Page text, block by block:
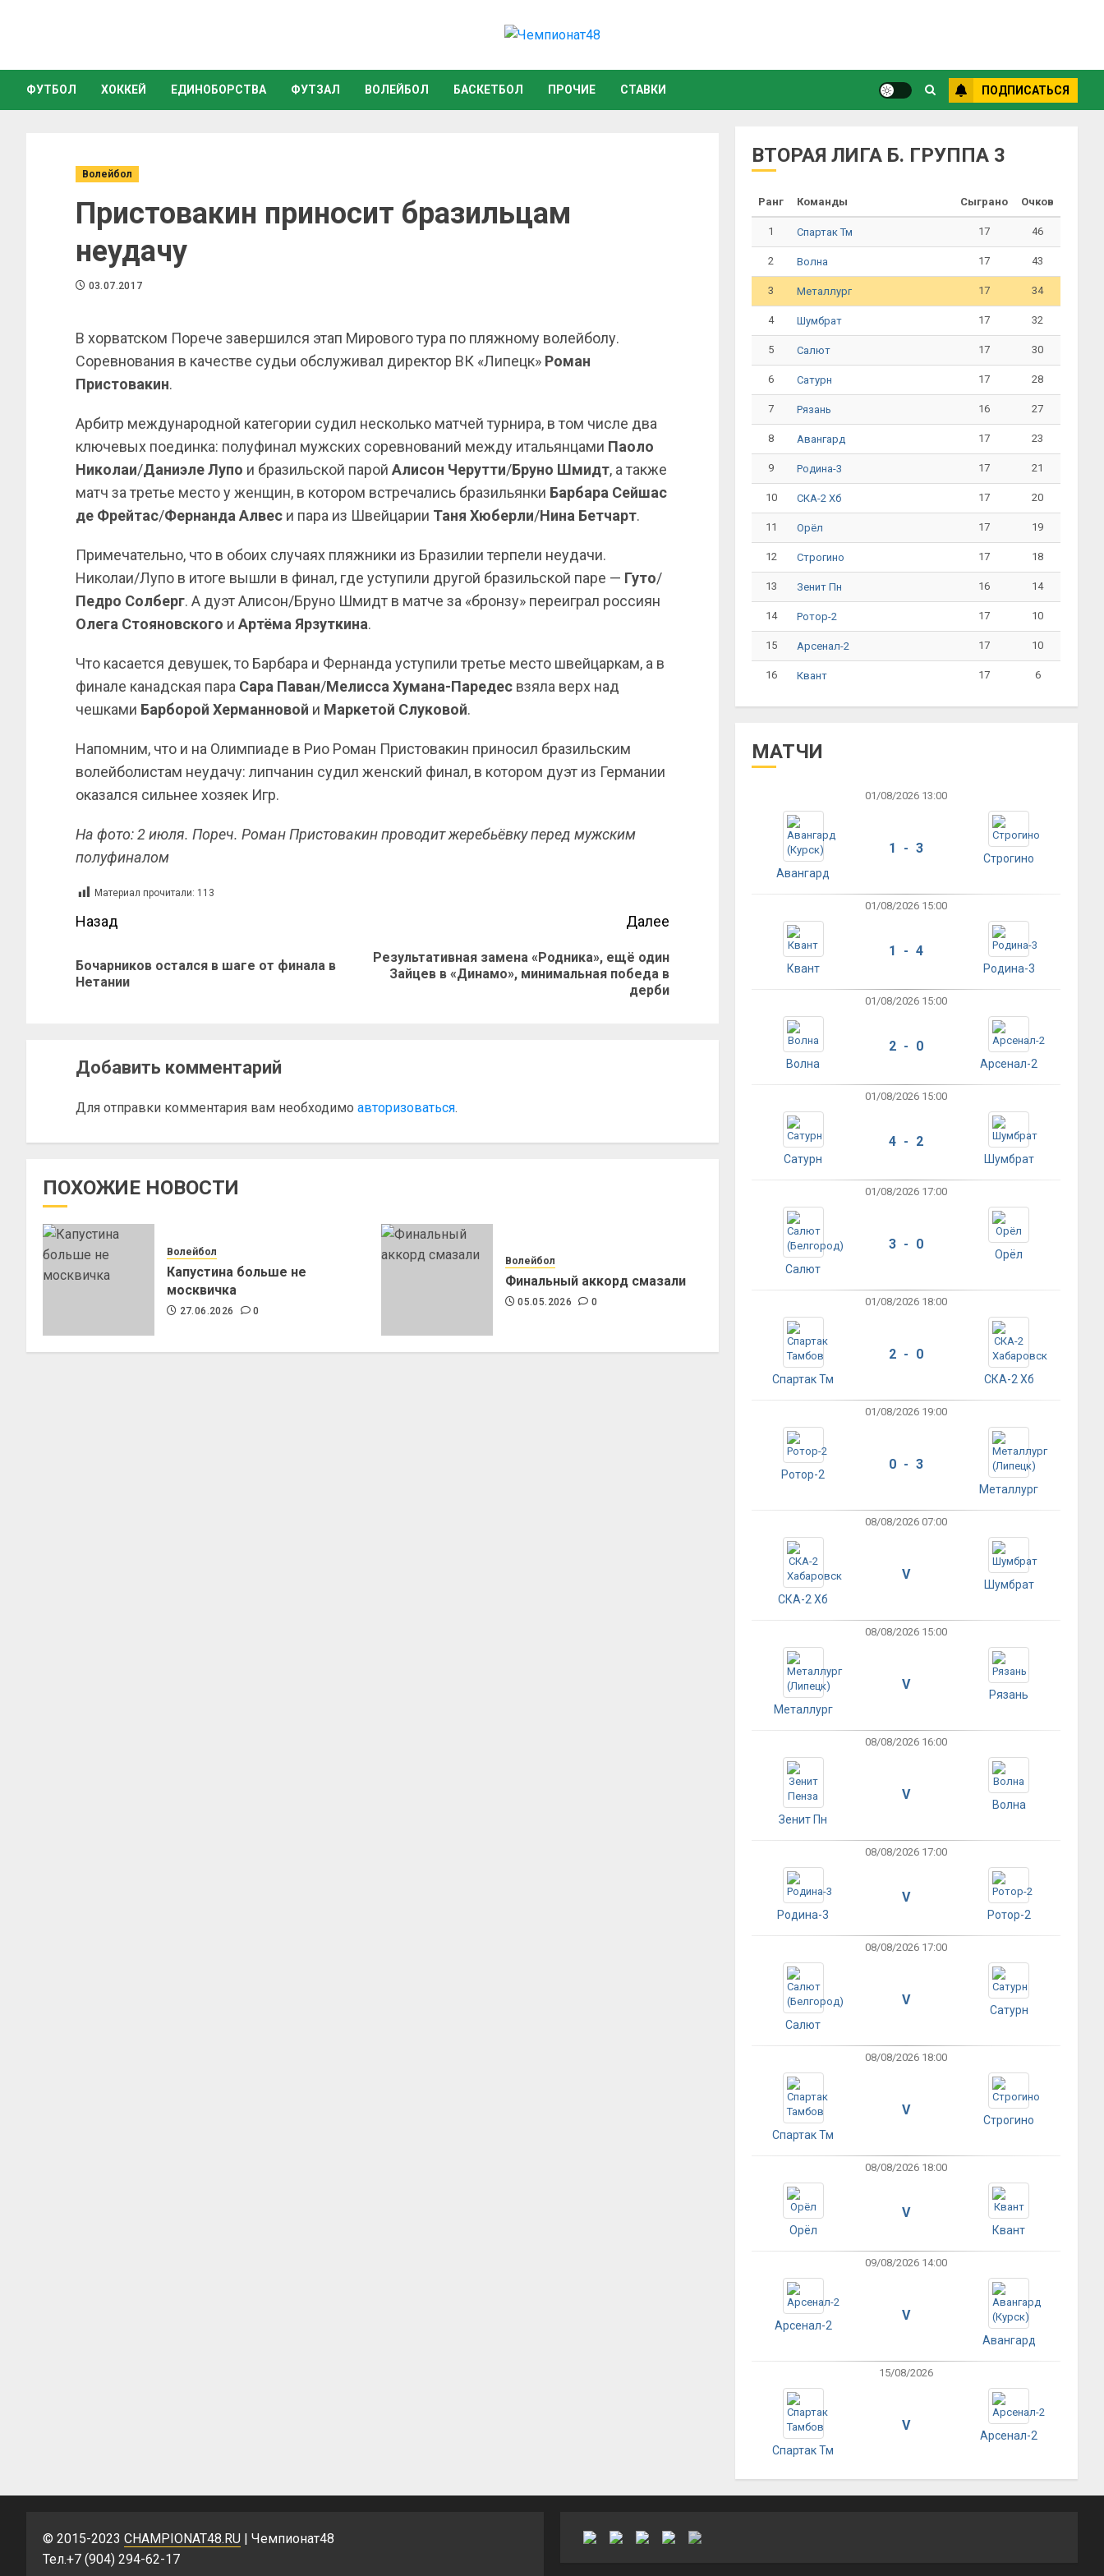
ФУТБОЛ ХОККЕЙ ЕДИНОБОРСТВА ФУТЗАЛ ВОЛЕЙБОЛ БАСКЕТБОЛ ПРОЧИЕ СТАВКИ ПОДПИСАТЬСЯ
Волейбол
Пристовакин приносит бразильцам
неудачу
03.07.2017
В хорватском Порече завершился этап Мирового тура по пляжному волейболу.
Соревнования в качестве судьи обслуживал директор ВК «Липецк» Роман
Пристовакин.
Арбитр международной категории судил несколько матчей турнира, в том числе два
ключевых поединка: полуфинал мужских соревнований между итальянцами Паоло
Николаи/Даниэле Лупо и бразильской парой Алисон Черутти/Бруно Шмидт, а также
матч за третье место у женщин, в котором встречались бразильянки Барбара Сейшас
де Фрейтас/Фернанда Алвес и пара из Швейцарии Таня Хюберли/Нина Бетчарт.
Примечательно, что в обоих случаях пляжники из Бразилии терпели неудачи.
Николаи/Лупо в итоге вышли в финал, где уступили другой бразильской паре — Гуто/
Педро Солберг. А дуэт Алисон/Бруно Шмидт в матче за «бронзу» переиграл россиян
Олега Стояновского и Артёма Ярзуткина.
Что касается девушек, то Барбара и Фернанда уступили третье место швейцаркам, а в
финале канадская пара Сара Паван/Мелисса Хумана-Паредес взяла верх над
чешками Барборой Херманновой и Маркетой Слуковой.
Напомним, что и на Олимпиаде в Рио Роман Пристовакин приносил бразильским
волейболистам неудачу: липчанин судил женский финал, в котором дуэт из Германии
оказался сильнее хозяек Игр.
На фото: 2 июля. Пореч. Роман Пристовакин проводит жеребьёвку перед мужским
полуфиналом
Материал прочитали: 113
Назад
Бочарников остался в шаге от финала в
Нетании
Далее
Результативная замена «Родника», ещё один
Зайцев в «Динамо», минимальная победа в
дерби
Добавить комментарий
Для отправки комментария вам необходимо авторизоваться.
ПОХОЖИЕ НОВОСТИ
Волейбол
Капустина больше не
москвичка
27.06.2026 0
Волейбол
Финальный аккорд смазали
05.05.2026 0
ВТОРАЯ ЛИГА Б. ГРУППА 3
Ранг Команды Сыграно Очков
1 Спартак Тм 17 46
2 Волна 17 43
3 Металлург 17 34
4 Шумбрат 17 32
5 Салют 17 30
6 Сатурн 17 28
7 Рязань 16 27
8 Авангард 17 23
9 Родина-3 17 21
10 СКА-2 Хб 17 20
11 Орёл 17 19
12 Строгино 17 18
13 Зенит Пн 16 14
14 Ротор-2 17 10
15 Арсенал-2 17 10
16 Квант 17 6
МАТЧИ
01/08/2026 13:00
Авангард
1 - 3
Строгино
01/08/2026 15:00
Квант
1 - 4
Родина-3
01/08/2026 15:00
Волна
2 - 0
Арсенал-2
01/08/2026 15:00
Сатурн
4 - 2
Шумбрат
01/08/2026 17:00
Салют
3 - 0
Орёл
01/08/2026 18:00
Спартак Тм
2 - 0
СКА-2 Хб
01/08/2026 19:00
Ротор-2
0 - 3
Металлург
08/08/2026 07:00
СКА-2 Хб
V
Шумбрат
08/08/2026 15:00
Металлург
V
Рязань
08/08/2026 16:00
Зенит Пн
V
Волна
08/08/2026 17:00
Родина-3
V
Ротор-2
08/08/2026 17:00
Салют
V
Сатурн
08/08/2026 18:00
Спартак Тм
V
Строгино
08/08/2026 18:00
Орёл
V
Квант
09/08/2026 14:00
Арсенал-2
V
Авангард
15/08/2026
Спартак Тм
V
Арсенал-2
© 2015-2023 CHAMPIONAT48.RU | Чемпионат48
Тел.+7 (904) 294-62-17